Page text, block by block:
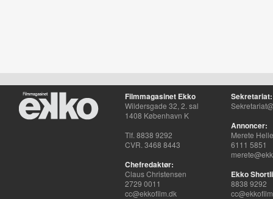
Filmmagasinet Ekko
Wildersgade 32, 2. sal
1408 København K
Tlf. 8838 9292
CVR. 3468 8443
Chefredaktør:
Claus Christensen
2729 0011
cc@ekkofilm.dk
Sekretariat:
Annoncer:
Merete
6111 5851
Ekko
8838 9292